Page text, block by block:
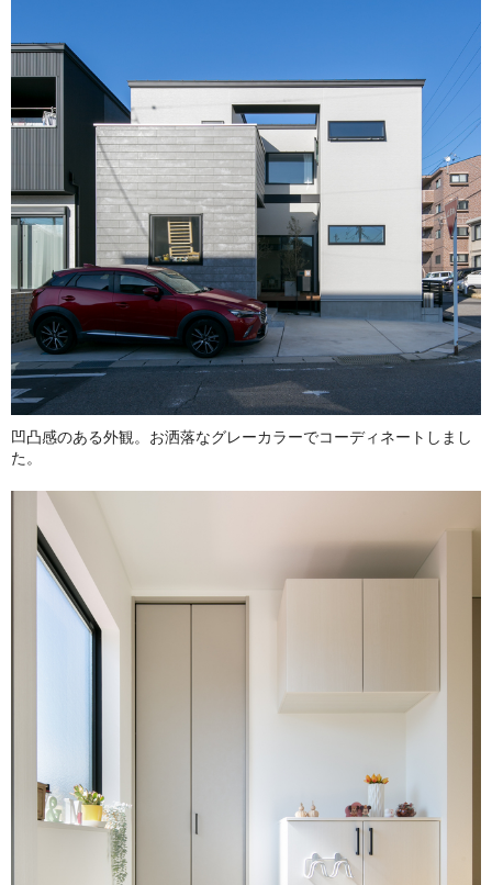
凹凸感のある外観。お洒落なグレーカラーでコーディネートしまし
た。